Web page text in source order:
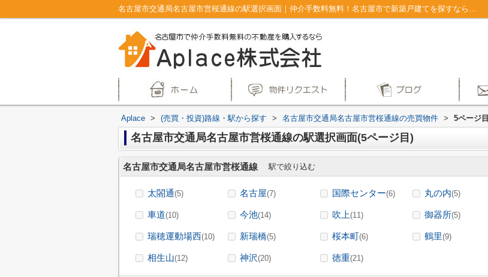
名古屋市交通局名古屋市営桜通線の駅選択画面｜仲介手数料無料！名古屋市で新築戸建てを探すならAplace(5ページ目)
Aplace > (売買・投資)路線・駅から探す > 名古屋市交通局名古屋市営桜通線の売買物件 > 5ページ目
名古屋市交通局名古屋市営桜通線の駅選択画面(5ページ目)
名古屋市交通局名古屋市営桜通線 駅で絞り込む
太閤通(5) 名古屋(7) 国際センター(6) 丸の内(5)
車道(10) 今池(14) 吹上(11) 御器所(5)
瑞穂運動場西(10) 新瑞橋(5) 桜本町(6) 鶴里(9)
相生山(12) 神沢(20) 徳重(21)